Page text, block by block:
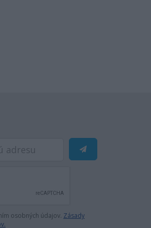
osobných údajov. Zásady